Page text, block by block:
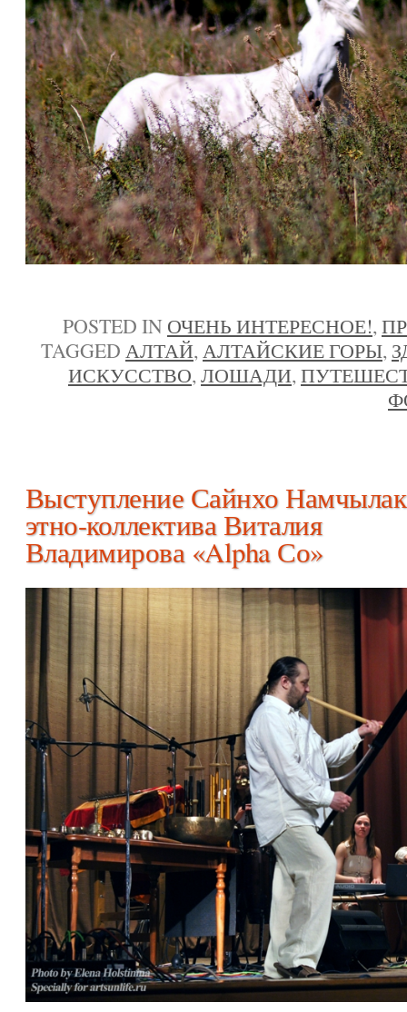
POSTED IN ОЧЕНЬ ИНТЕРЕСНОЕ!,
TAGGED АЛТАЙ,АЛТАЙСКИЕ ГОРЫ,
ИСКУССТВО,ЛОШАДИ,
Выступление Сайнхо
этно-коллектива Виталия
Владимирова «Alpha Со»